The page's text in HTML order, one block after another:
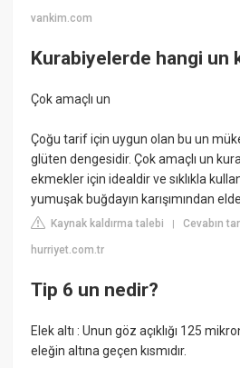
vankim.com
Kurabiyelerde hangi un
Çok amaçlı un
Çoğu tarif için uygun olan bu un
glüten dengesidir. Çok amaçlı un
ekmekler için idealdir ve sıklıkla
yumuşak buğdayın karışımından
Kaynak kaldırma talebi |Cevabın
hurriyet.com.tr
Tip 6 un nedir?
Elek altı : Unun göz açıklığı 125
eleğin altına geçen kısmıdır.